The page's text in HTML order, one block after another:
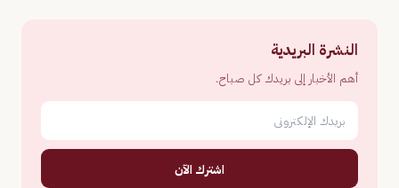
النشرة البريدية
أهم الأخبار إلى بريدك كل صباح.
اشترك الآن